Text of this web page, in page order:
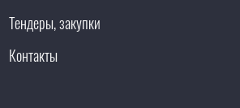
Тендеры, закупки
Контакты